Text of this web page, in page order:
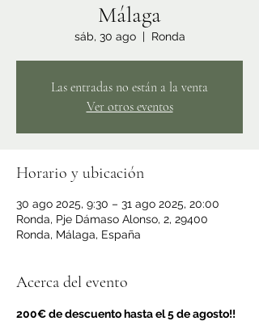
Málaga
sáb, 30 ago
  |
Ronda
Las entradas no están a la venta
Ver otros eventos
Horario y ubicación
30 ago 2025, 9:30 – 31 ago 2025, 20:00
Ronda, Pje Dámaso Alonso, 2, 29400
Ronda, Málaga, España
Acerca del evento
200€ de descuento hasta el 5 de agosto!!